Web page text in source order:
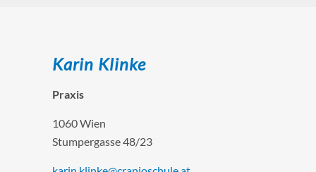
Karin Klinke
Praxis
1060 Wien
Stumpergasse 48/23